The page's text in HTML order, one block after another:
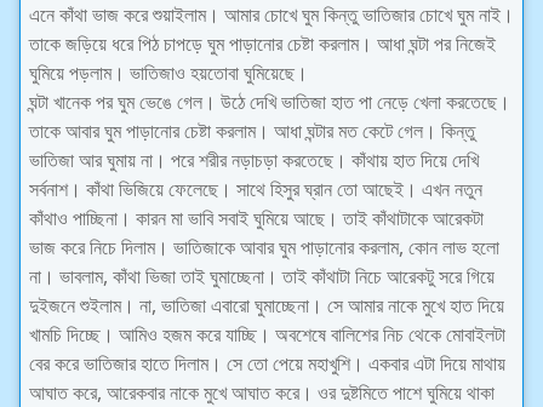
এনে কাঁথা ভাজ করে শুয়াইলাম। আমার চোখে ঘুম কিন্তু ভাতিজার চোখে ঘুম নাই।
তাকে জড়িয়ে ধরে পিঠ চাপড়ে ঘুম পাড়ানোর চেষ্টা করলাম। আধা ঘন্টা পর নিজেই
ঘুমিয়ে পড়লাম। ভাতিজাও হয়তোবা ঘুমিয়েছে।
ঘন্টা খানেক পর ঘুম ভেঙে গেল। উঠে দেখি ভাতিজা হাত পা নেড়ে খেলা করতেছে।
তাকে আবার ঘুম পাড়ানোর চেষ্টা করলাম। আধা ঘন্টার মত কেটে গেল। কিন্তু
ভাতিজা আর ঘুমায় না। পরে শরীর নড়াচড়া করতেছে। কাঁথায় হাত দিয়ে দেখি
সর্বনাশ। কাঁথা ভিজিয়ে ফেলেছে। সাথে হিসুর ঘ্রান তো আছেই। এখন নতুন
কাঁথাও পাচ্ছিনা। কারন মা ভাবি সবাই ঘুমিয়ে আছে। তাই কাঁথাটাকে আরেকটা
ভাজ করে নিচে দিলাম। ভাতিজাকে আবার ঘুম পাড়ানোর করলাম, কোন লাভ হলো
না। ভাবলাম, কাঁথা ভিজা তাই ঘুমাচ্ছেনা। তাই কাঁথাটা নিচে আরেকটু সরে গিয়ে
দুইজনে শুইলাম। না, ভাতিজা এবারো ঘুমাচ্ছেনা। সে আমার নাকে মুখে হাত দিয়ে
খামচি দিচ্ছে। আমিও হজম করে যাচ্ছি। অবশেষে বালিশের নিচ থেকে মোবাইলটা
বের করে ভাতিজার হাতে দিলাম। সে তো পেয়ে মহাখুশি। একবার এটা দিয়ে মাথায়
আঘাত করে, আরেকবার নাকে মুখে আঘাত করে। ওর দুষ্টমিতে পাশে ঘুমিয়ে থাকা